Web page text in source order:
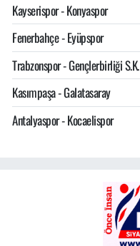
Kayserispor - Konyaspor
Fenerbahçe - Eyüpspor
Trabzonspor - Gençlerbirliği S.K.
Kasımpaşa - Galatasaray
Antalyaspor - Kocaelispor